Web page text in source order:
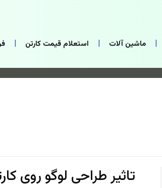
ماشین آلات استعلام قیمت کارتن
تاثیر طراحی لوگو روی